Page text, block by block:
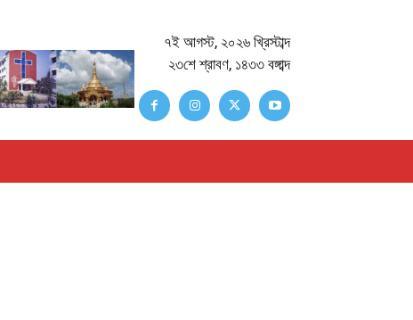
৭ই আগস্ট, ২০২৬ খ্রিস্টাব্দ
২৩শে শ্রাবণ, ১৪৩৩ বঙ্গাব্দ